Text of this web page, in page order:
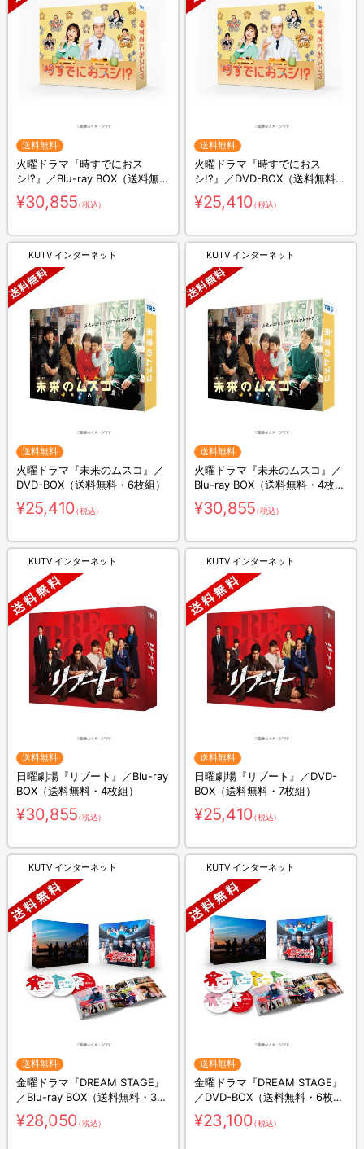
送料無料
火曜ドラマ『時すでにおス
シ!?』／Blu-ray BOX（送料無
料・3枚組）
¥30,855（税込）
送料無料
火曜ドラマ『時すでにおス
シ!?』／DVD-BOX（送料無料・
6枚組）
¥25,410（税込）
KUTV インターネット
送料無料
火曜ドラマ『未来のムスコ』／
DVD-BOX（送料無料・6枚組）
¥25,410（税込）
KUTV インターネット
送料無料
火曜ドラマ『未来のムスコ』／
Blu-ray BOX（送料無料・4枚
組）
¥30,855（税込）
KUTV インターネット
送料無料
日曜劇場『リブート』／Blu-ray
BOX（送料無料・4枚組）
¥30,855（税込）
KUTV インターネット
送料無料
日曜劇場『リブート』／DVD-
BOX（送料無料・7枚組）
¥25,410（税込）
KUTV インターネット
送料無料
金曜ドラマ『DREAM STAGE』
／Blu-ray BOX（送料無料・3枚
組）
¥28,050（税込）
KUTV インターネット
送料無料
金曜ドラマ『DREAM STAGE』
／DVD-BOX（送料無料・6枚
組）
¥23,100（税込）